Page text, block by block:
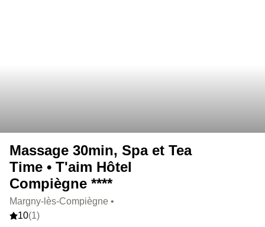
Massage 30min, Spa et Tea
Time • T'aim Hôtel
Compiègne ****
Margny-lès-Compiègne •
10(1)